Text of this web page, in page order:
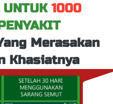
UNTUK 1000
Merasakan
Khasiatnya